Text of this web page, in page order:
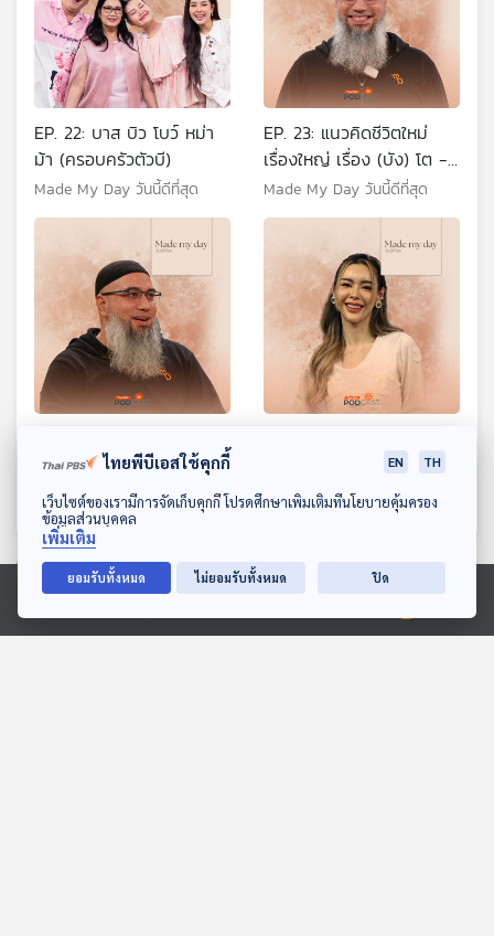
ดาวน์โหลด Thai PBS Podcast Application
Ⓒ 2020 องค์การกระจายเสียงและแพร่ภาพสาธารณะแห่งประเทศไทย
EP. 22: บาส บิว โบว์ หม่า
ม้า (ครอบครัวตัวบี)
Made My Day วันนี้ดีที่สุด
EP. 23: แนวคิดชีวิตใหม่
เรื่องใหญ่ เรื่อง (บัง) โต -
บังโต วีรชน ศรัทธายิ่ง
Made My Day วันนี้ดีที่สุด
เรื่องใหญ่ เรื่อง (บัง) โต
ตอนที่ 2 - บังโต วีรชน
ศรัทธายิ่ง
Made My Day วันนี้ดีที่สุด
ที่สุด - ไอซ์ ปรีชญา พงษ์
ธนานิกร
Made My Day วันนี้ดีที่สุด
ตอนที่เกี่ยวข้อง
ไทยพีบีเอสใช้คุกกี้ EN TH
เว็บไซต์ของเรามีการจัดเก็บคุกกี้ โปรดศึกษาเพิ่มเติมที่นโยบายคุ้มครอง
ข้อมูลส่วนบุคคล
เพิ่มเติม
ยอมรับทั้งหมด ไม่ยอมรับทั้งหมด ปิด